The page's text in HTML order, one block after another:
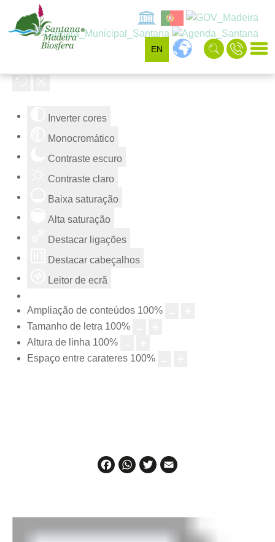
Inverter cores
Monocromático
Contraste escuro
Contraste claro
Baixa saturação
Alta saturação
Destacar ligações
Destacar cabeçalhos
Leitor de ecrã
Ampliação de conteúdos 100%
Tamanho de letra 100%
Altura de linha 100%
Espaço entre carateres 100%
EN
FacebookWhatsApp
Twitter